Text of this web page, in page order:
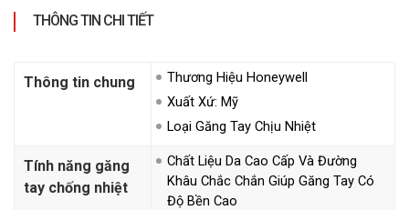
THÔNG TIN CHI TIẾT
Thông tin chung
Thương Hiệu Honeywell
Xuất Xứ: Mỹ
Loại Găng Tay Chịu Nhiệt
Tính năng găng
tay chống nhiệt
Chất Liệu Da Cao Cấp Và Đường
Khâu Chắc Chắn Giúp Găng Tay Có
Độ Bền Cao